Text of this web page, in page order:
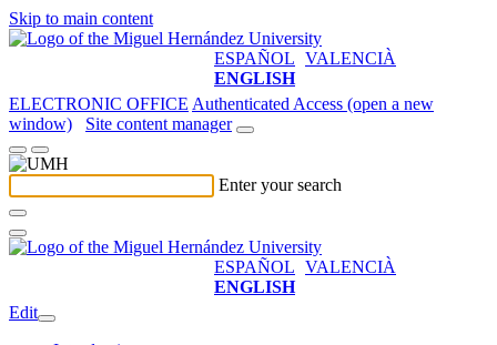
Skip to main content
ESPAÑOL VALENCIÀ
ENGLISH
ELECTRONIC OFFICE Authenticated Access (open a new
window)
Site content manager
Enter your search
ESPAÑOL VALENCIÀ
ENGLISH
Edit